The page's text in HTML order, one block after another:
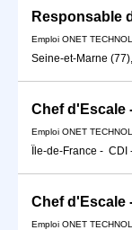
Emploi ONET
Seine-et-Marne
Chef d'Escale
Emploi ONET
Île-de-France - CDI
Emploi ONET